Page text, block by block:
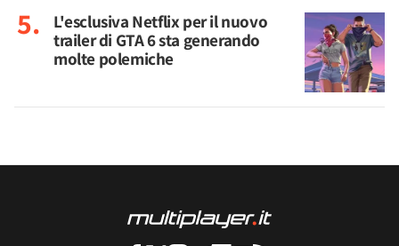
L'esclusiva Netflix per il nuovo
trailer di GTA 6 sta generando
molte polemiche